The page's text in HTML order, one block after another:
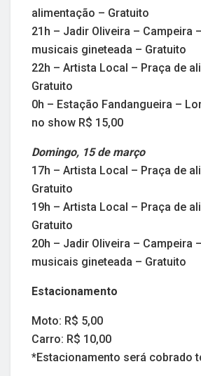
alimentação – Gratuito
21h – Jadir Oliveira – Campeira
musicais gineteada – Gratuito
22h – Artista Local – Praça de
Gratuito
0h – Estação Fandangueira –
no show R$ 15,00
Domingo, 15 de março
17h – Artista Local – Praça de
Gratuito
19h – Artista Local – Praça de
Gratuito
20h – Jadir Oliveira – Campeira
musicais gineteada – Gratuito
Estacionamento
Moto: R$ 5,00
Carro: R$ 10,00
*Estacionamento será cobrado